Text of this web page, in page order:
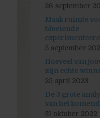
26 september
Maak ruimte
bloeiende
5 september
Hoeveel van
zijn echte
25 april 2023
De 3 grote
van het
31 oktober 2022